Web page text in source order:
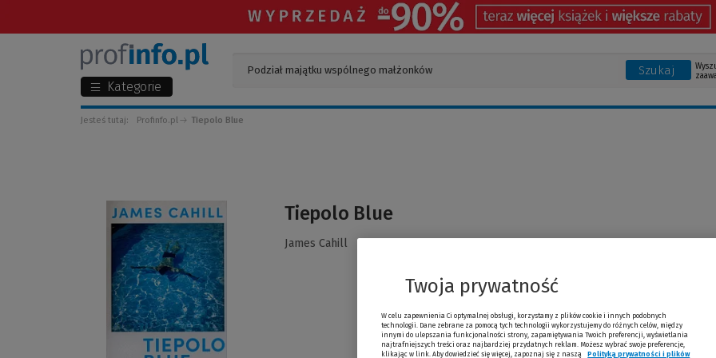
Kategorie
Szukaj
Jesteś tutaj: Profinfo.pl Tiepolo Blue
Tiepolo Blue
James Cahill
Twoja prywatność
W celu zapewnienia Ci optymalnej obsługi, korzystamy z plików cookie i innych podobnych
technologii. Dane zebrane za pomocą tych technologii wykorzystujemy do różnych celów, między
innymi do ulepszania funkcjonalności strony, zapamiętywania Twoich preferencji, wyświetlania
najtrafniejszych treści oraz najbardziej przydatnych reklam. Możesz wybrać swoje preferencje,
klikając w link. Aby dowiedzieć się więcej, zapoznaj się z naszą
Polityką prywatności i plików